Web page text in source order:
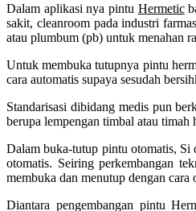
Dalam aplikasi nya pintu Hermetic
sakit, cleanroom pada industri
atau plumbum (pb) untuk menahan
Untuk membuka tutupnya pintu
cara automatis supaya sesudah
Standarisasi dibidang medis pun
berupa lempengan timbal atau
Dalam buka-tutup pintu otomatis, Si
otomatis. Seiring perkembangan
membuka dan menutup dengan cara
Diantara pengembangan pintu